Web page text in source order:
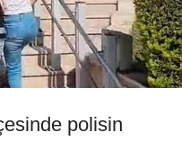
polisin